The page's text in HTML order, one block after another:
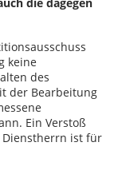
keine
des
der Bearbeitung
Ein Verstoß
Dienstherrn ist für